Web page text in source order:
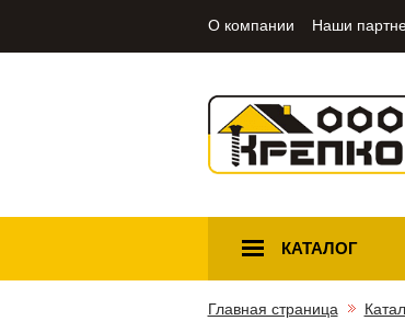
О компании Наши
КАТАЛОГ
Главная страница